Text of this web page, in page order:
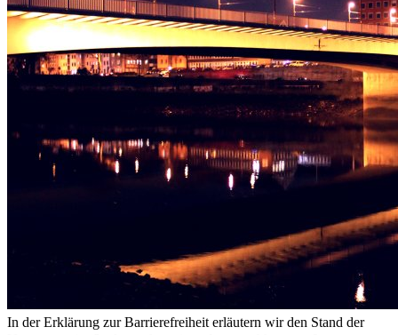
In der Erklärung zur Barrierefreiheit erläutern wir den Stand der